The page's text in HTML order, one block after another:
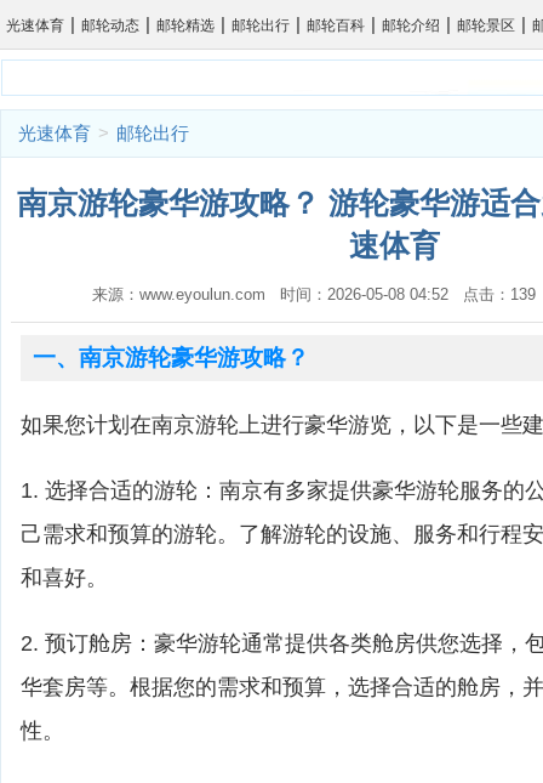
光速体育 | 邮轮动态 | 邮轮精选 | 邮轮出行 | 邮轮百科 | 邮轮介绍 | 邮轮景区 |
光速体育 > 邮轮出行
南京游轮豪华游攻略？ 游轮豪华游适
速体育
来源：www.eyoulun.com 时间：2026-05-08 04:52 点击：
一、南京游轮豪华游攻略？
如果您计划在南京游轮上进行豪华游览，以下是一些
1. 选择合适的游轮：南京有多家提供豪华游轮服务的
己需求和预算的游轮。了解游轮的设施、服务和行程
和喜好。
2. 预订舱房：豪华游轮通常提供各类舱房供您选择，
华套房等。根据您的需求和预算，选择合适的舱房，
性。